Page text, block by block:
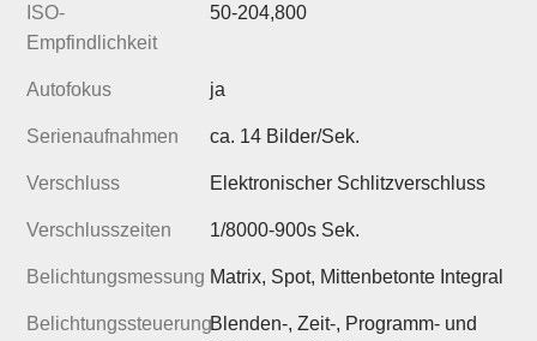
ISO-
Empfindlichkeit
50-204,800
Autofokus ja
Serienaufnahmen ca. 14 Bilder/Sek.
Verschluss Elektronischer Schlitzverschluss
Verschlusszeiten 1/8000-900s Sek.
Belichtungsmessung Matrix, Spot, Mittenbetonte Integral
BelichtungssteuerungBlenden-, Zeit-, Programm- und